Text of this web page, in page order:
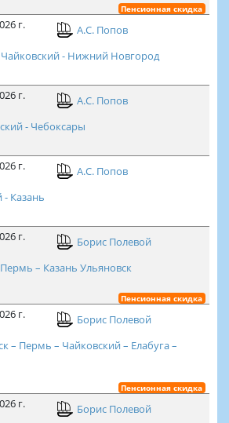
Пенсионная скидка
г.
А.С. Попов
- Нижний Новгород
г.
А.С. Попов
- Чебоксары
г.
А.С. Попов
- Казань
г.
Борис Полевой
– Казань Ульяновск
Пенсионная скидка
г.
Борис Полевой
– Пермь – Чайковский – Елабуга –
Пенсионная скидка
г.
Борис Полевой